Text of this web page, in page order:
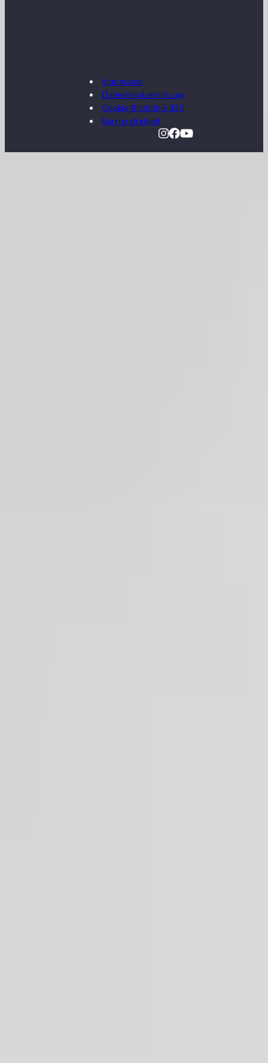
Impressum
Datenschutzerklärung
Cookie-Richtlinie (EU)
Barrierefreiheit